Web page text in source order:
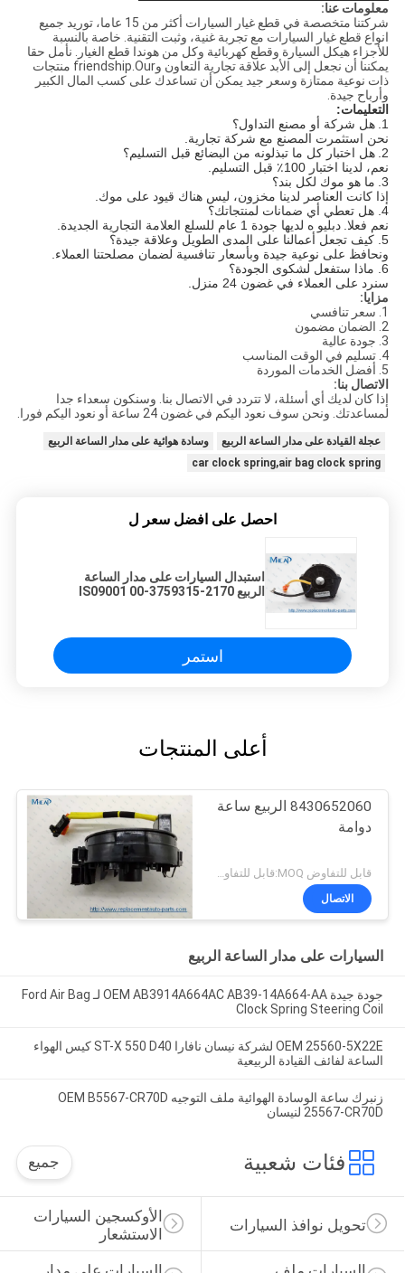
معلومات عنا:
شركتنا متخصصة في قطع غيار السيارات أكثر من 15 عاما، توريد جميع
انواع قطع غيار السيارات مع تجربة غنية، وثبت التقنية. خاصة بالنسبة
للأجزاء هيكل السيارة وقطع كهربائية وكل من هوندا قطع الغيار. نأمل حقا
يمكننا أن نجعل إلى الأبد علاقة تجارية التعاون وfriendship.Our منتجات
ذات نوعية ممتازة وسعر جيد يمكن أن تساعدك على كسب المال الكبير
وأرباح جيدة.
التعليمات:
1. هل شركة أو مصنع التداول؟
نحن استثمرت المصنع مع شركة تجارية.
2. هل اختبار كل ما تبذلونه من البضائع قبل التسليم؟
نعم، لدينا اختبار 100٪ قبل التسليم.
3. ما هو موك لكل بند؟
إذا كانت العناصر لدينا مخزون، ليس هناك قيود على موك.
4. هل تعطي أي ضمانات لمنتجاتك؟
نعم فعلا. دبليو ه لديها جودة 1 عام للسلع العلامة التجارية الجديدة.
5. كيف تجعل أعمالنا على المدى الطويل وعلاقة جيدة؟
ونحافظ على نوعية جيدة وبأسعار تنافسية لضمان مصلحتنا العملاء.
6. ماذا ستفعل لشكوى الجودة؟
سنرد على العملاء في غضون 24 منزل.
مزايا:
1. سعر تنافسي
2. الضمان مضمون
3. جودة عالية
4. تسليم في الوقت المناسب
5. أفضل الخدمات الموردة
الاتصال بنا:
إذا كان لديك أي أسئلة، لا تتردد في الاتصال بنا. وسنكون سعداء جدا
لمساعدتك. ونحن سوف نعود اليكم في غضون 24 ساعة أو نعود اليكم فورا.
عجلة القيادة على مدار الساعة الربيع
وسادة هوائية على مدار الساعة الربيع
car clock spring,air bag clock spring
احصل على افضل سعر ل
استبدال السيارات على مدار الساعة
الربيع 2170-3759315-00 IS09001
استمر
أعلى المنتجات
8430652060 الربيع ساعة
دوامة
قابل للتفاوض MOQ:قابل للتفاوض
الاتصال
السيارات على مدار الساعة الربيع
جودة جيدة OEM AB3914A664AC AB39-14A664-AA لـ Ford Air Bag
Clock Spring Steering Coil
OEM 25560-5X22E لشركة نيسان نافارا ST-X 550 D40 كيس الهواء
الساعة لفائف القيادة الربيعية
زنبرك ساعة الوسادة الهوائية ملف التوجيه OEM B5567-CR70D
25567-CR70D لنيسان
فئات شعبية جميع
الأوكسجين السيارات
الاستشعار
تحويل نوافذ السيارات